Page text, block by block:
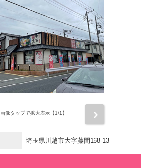
画像タップで拡大表示【1/1】
埼玉県川越市大字藤間168-13